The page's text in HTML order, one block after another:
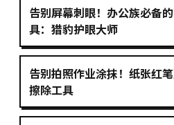
告别屏幕刺眼！办公族必备
具：猎豹护眼大师
告别拍照作业涂抹！纸张红
擦除工具